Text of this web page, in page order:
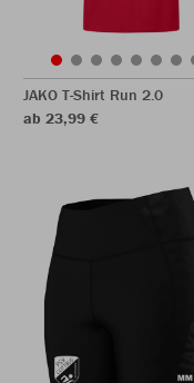
JAKO T-Shirt Run 2.0
ab 23,99 €